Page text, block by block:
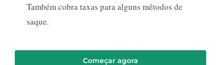
Também cobra taxas para alguns métodos de
saque.
Começar agora